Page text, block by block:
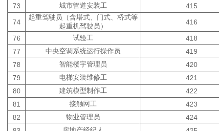
73
城市管道安装工 415
74
起重驾驶员（含塔式、门式、桥式等
起重机驾驶员）
416
76 试验工
418
77
中央空调系统运行操作员
419
78
智能楼宇管理员
420
79
电梯安装维修工
421
80
建筑模型制作工
422
81
接触网工
423
82
物业管理员
424